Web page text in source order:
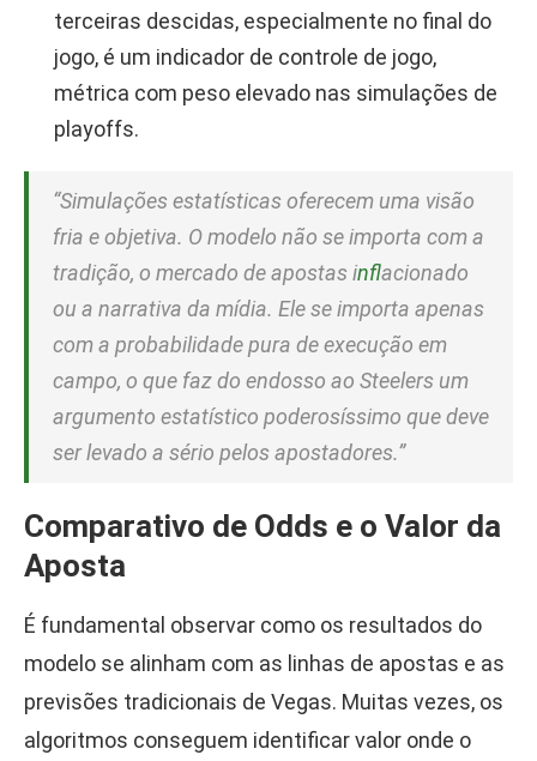
terceiras descidas, especialmente no final do
jogo, é um indicador de controle de jogo,
métrica com peso elevado nas simulações de
playoffs.
“Simulações estatísticas oferecem uma visão
fria e objetiva. O modelo não se importa com a
tradição, o mercado de apostas inflacionado
ou a narrativa da mídia. Ele se importa apenas
com a probabilidade pura de execução em
campo, o que faz do endosso ao Steelers um
argumento estatístico poderosíssimo que deve
ser levado a sério pelos apostadores.”
Comparativo de Odds e o Valor da
Aposta
É fundamental observar como os resultados do
modelo se alinham com as linhas de apostas e as
previsões tradicionais de Vegas. Muitas vezes, os
algoritmos conseguem identificar valor onde o